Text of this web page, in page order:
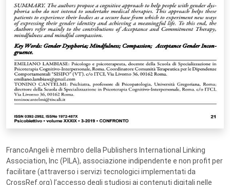
FrancoAngeli è membro della Publishers International Linking
Association, Inc (PILA), associazione indipendente e non profit per
facilitare (attraverso i servizi tecnologici implementati da
CrossRef.org) l’accesso degli studiosi ai contenuti digitali nelle